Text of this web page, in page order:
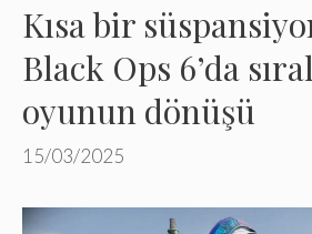
Kısa bir
Black Ops 6’da
oyunun dönüşü
15/03/2025